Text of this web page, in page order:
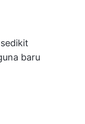
baru